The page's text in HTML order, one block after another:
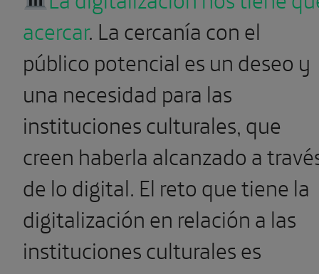
instituciones culturales, que
creen haberla alcanzado a
de lo digital. El reto que tiene la
digitalización en relación a las
instituciones culturales es
permitir que haya un
enriquecimiento mutuo, pues
eso es lo más importante.